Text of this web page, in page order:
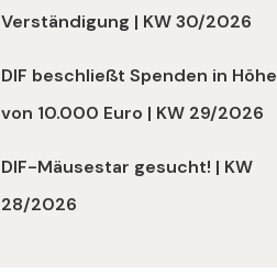
Verständigung | KW 30/2026
DIF beschließt Spenden in Höhe
von 10.000 Euro | KW 29/2026
DIF-Mäusestar gesucht! | KW
28/2026